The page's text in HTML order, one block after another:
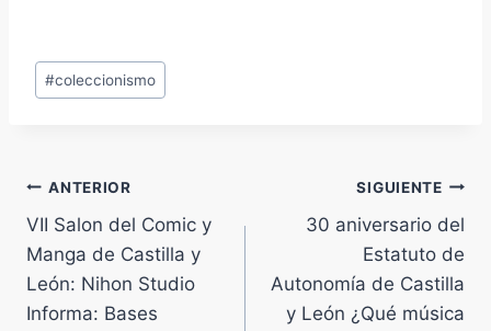
Etiquetas
de
#coleccionismo
Navegación
de
entradas
ANTERIOR
VII Salon del Comic y
Manga de Castilla y
León: Nihon Studio
Informa: Bases
SIGUIENTE
30 aniversario del
Estatuto de
Autonomía de Castilla
y León ¿Qué música